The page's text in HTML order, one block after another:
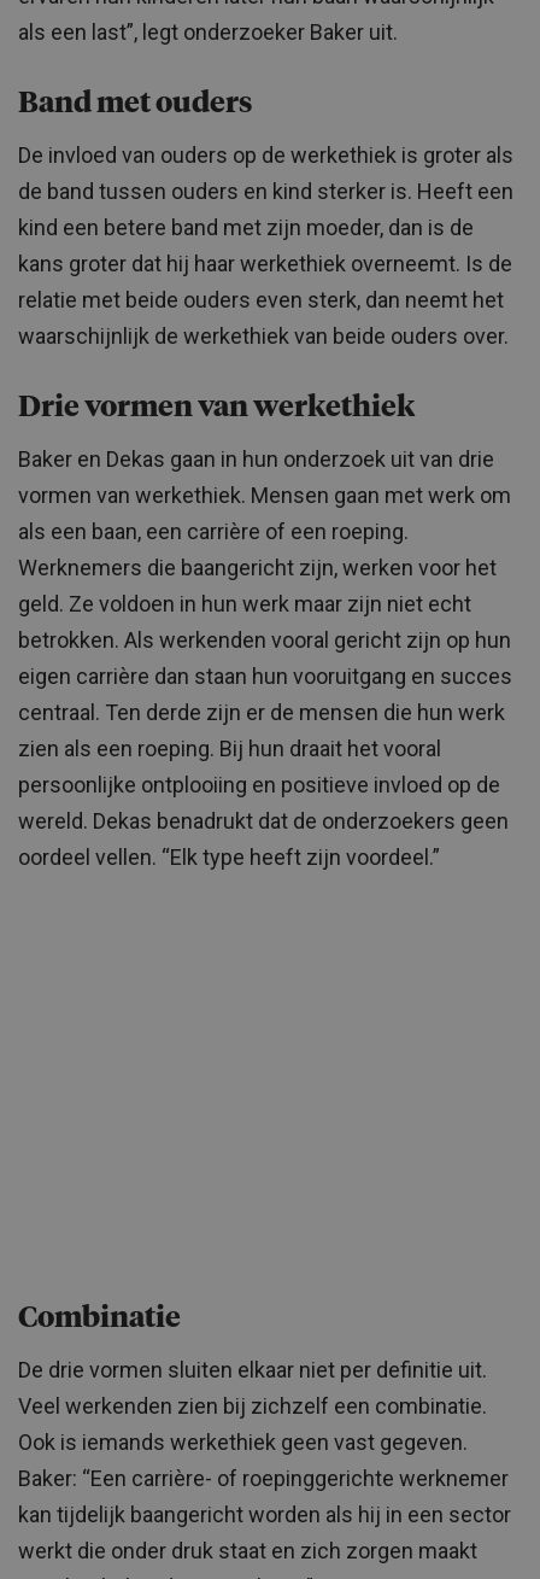
als een last”, legt onderzoeker Baker uit.
Band met ouders
De invloed van ouders op de werkethiek is groter als
de band tussen ouders en kind sterker is. Heeft een
kind een betere band met zijn moeder, dan is de
kans groter dat hij haar werkethiek overneemt. Is de
relatie met beide ouders even sterk, dan neemt het
waarschijnlijk de werkethiek van beide ouders over.
Drie vormen van werkethiek
Baker en Dekas gaan in hun onderzoek uit van drie
vormen van werkethiek. Mensen gaan met werk om
als een baan, een carrière of een roeping.
Werknemers die baangericht zijn, werken voor het
geld. Ze voldoen in hun werk maar zijn niet echt
betrokken. Als werkenden vooral gericht zijn op hun
eigen carrière dan staan hun vooruitgang en succes
centraal. Ten derde zijn er de mensen die hun werk
zien als een roeping. Bij hun draait het vooral
persoonlijke ontplooiing en positieve invloed op de
wereld. Dekas benadrukt dat de onderzoekers geen
oordeel vellen. “Elk type heeft zijn voordeel.”
Combinatie
De drie vormen sluiten elkaar niet per definitie uit.
Veel werkenden zien bij zichzelf een combinatie.
Ook is iemands werkethiek geen vast gegeven.
Baker: “Een carrière- of roepinggerichte werknemer
kan tijdelijk baangericht worden als hij in een sector
werkt die onder druk staat en zich zorgen maakt